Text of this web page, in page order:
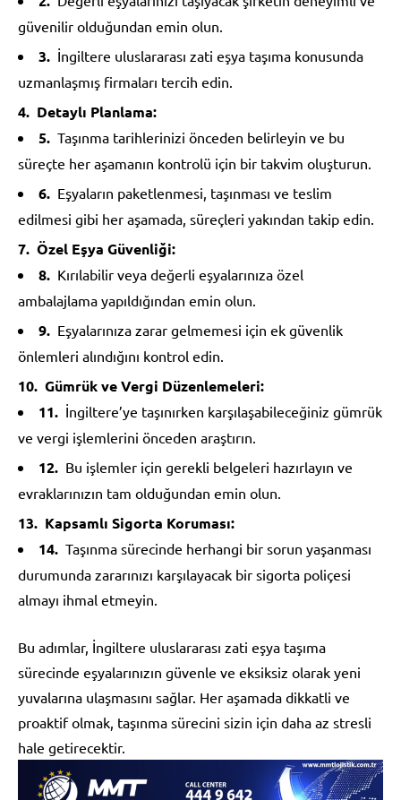
güvenilir olduğundan emin olun.
İngiltere uluslararası zati eşya taşıma konusunda
uzmanlaşmış firmaları tercih edin.
Detaylı Planlama:
Taşınma tarihlerinizi önceden belirleyin ve bu
süreçte her aşamanın kontrolü için bir takvim oluşturun.
Eşyaların paketlenmesi, taşınması ve teslim
edilmesi gibi her aşamada, süreçleri yakından takip edin.
Özel Eşya Güvenliği:
Kırılabilir veya değerli eşyalarınıza özel
ambalajlama yapıldığından emin olun.
Eşyalarınıza zarar gelmemesi için ek güvenlik
önlemleri alındığını kontrol edin.
Gümrük ve Vergi Düzenlemeleri:
İngiltere’ye taşınırken karşılaşabileceğiniz gümrük
ve vergi işlemlerini önceden araştırın.
Bu işlemler için gerekli belgeleri hazırlayın ve
evraklarınızın tam olduğundan emin olun.
Kapsamlı Sigorta Koruması:
Taşınma sürecinde herhangi bir sorun yaşanması
durumunda zararınızı karşılayacak bir sigorta poliçesi
almayı ihmal etmeyin.
Bu adımlar, İngiltere uluslararası zati eşya taşıma
sürecinde eşyalarınızın güvenle ve eksiksiz olarak yeni
yuvalarına ulaşmasını sağlar. Her aşamada dikkatli ve
proaktif olmak, taşınma sürecini sizin için daha az stresli
hale getirecektir.